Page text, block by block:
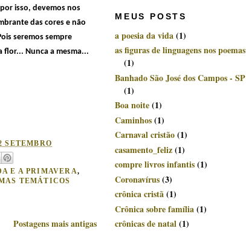
isso, devemos nos
das cores e não
seremos sempre
flor... Nunca a mesma...
SETEMBRO
E A PRIMAVERA,
TEMÁTICOS
Postagens mais antigas
MEUS POSTS
a poesia da vida(1)
as figuras de linguagens nos poemas
(1)
Banhado São José dos Campos - SP
(1)
Boa noite(1)
Caminhos(1)
Carnaval cristão(1)
casamento_feliz(1)
compre livros infantis(1)
Coronavírus(3)
crônica cristã(1)
Crônica sobre família(1)
crônicas de natal(1)